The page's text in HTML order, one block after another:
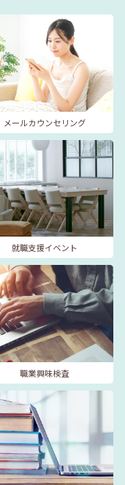
メールカウンセリング
就職支援イベント
職業興味検査